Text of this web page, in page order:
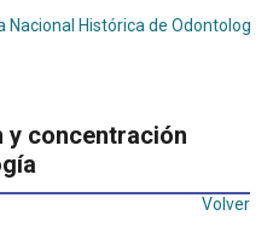
Nacional Histórica de Odontología
y concentración
Volver